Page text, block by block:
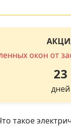
окон от
23
дней
такое